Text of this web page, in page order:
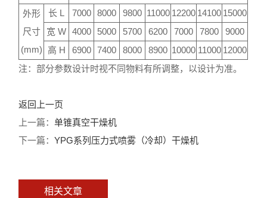
外形
尺寸
(mm)
长 L 7000 8000 9800 11000 12200 14100 15000
宽 W 4000 5000 5700 6200 7000 7800
9000
高 H
6900 7400 8000 8900 10000 11000 12000
注：部分参数设计时视不同物料有所调整，以设计为准。
返回上一页
上一篇：单锥真空干燥机
下一篇：YPG系列压力式喷雾（冷却）干燥机
相关文章